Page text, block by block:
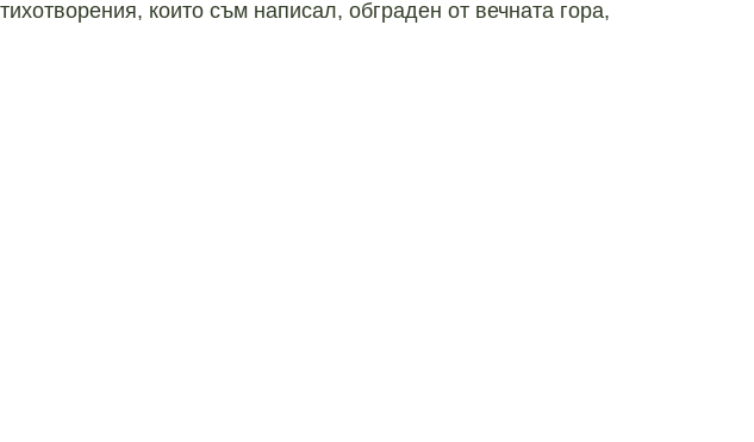
които съм написал, обграден от вечната гора,